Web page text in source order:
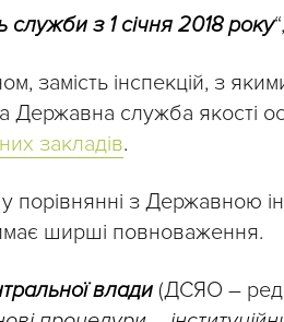
служби з 1 січня 2018 року
замість інспекцій, з
Державна служба якості
закладів.
у порівнянні з Державною
ширші повноваження.
влади (ДСЯО –